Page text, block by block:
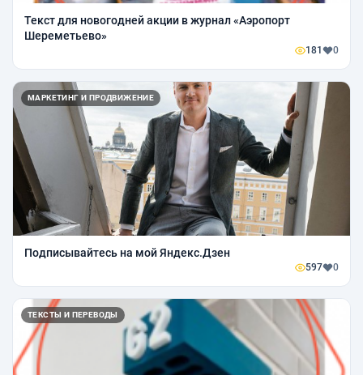
Текст для новогодней акции в журнал «Аэропорт
Шереметьево»
181 0
МАРКЕТИНГ И ПРОДВИЖЕНИЕ
Подписывайтесь на мой Яндекс.Дзен
597 0
ТЕКСТЫ И ПЕРЕВОДЫ